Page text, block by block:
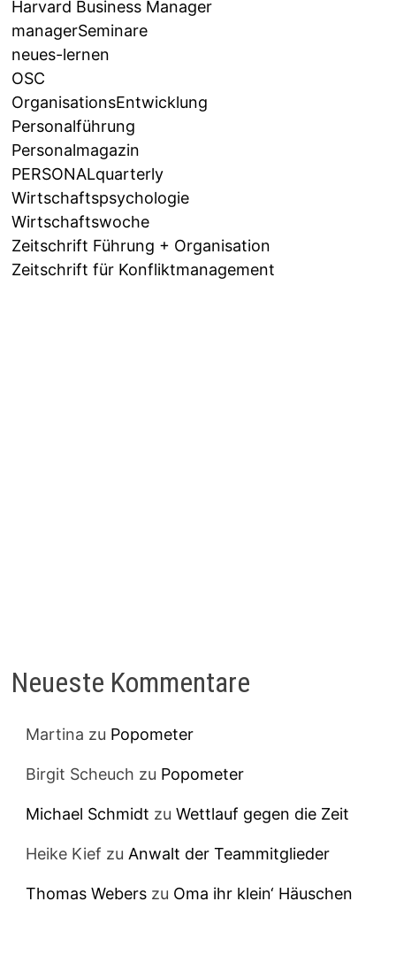
Harvard Business Manager
managerSeminare
neues-lernen
OSC
OrganisationsEntwicklung
Personalführung
Personalmagazin
PERSONALquarterly
Wirtschaftspsychologie
Wirtschaftswoche
Zeitschrift Führung + Organisation
Zeitschrift für Konfliktmanagement
Neueste Kommentare
Martina zu Popometer
Birgit Scheuch zu Popometer
Michael Schmidt zuWettlauf gegen die Zeit
Heike Kief zuAnwalt der Teammitglieder
Thomas Webers zu Oma ihr klein‘ Häuschen